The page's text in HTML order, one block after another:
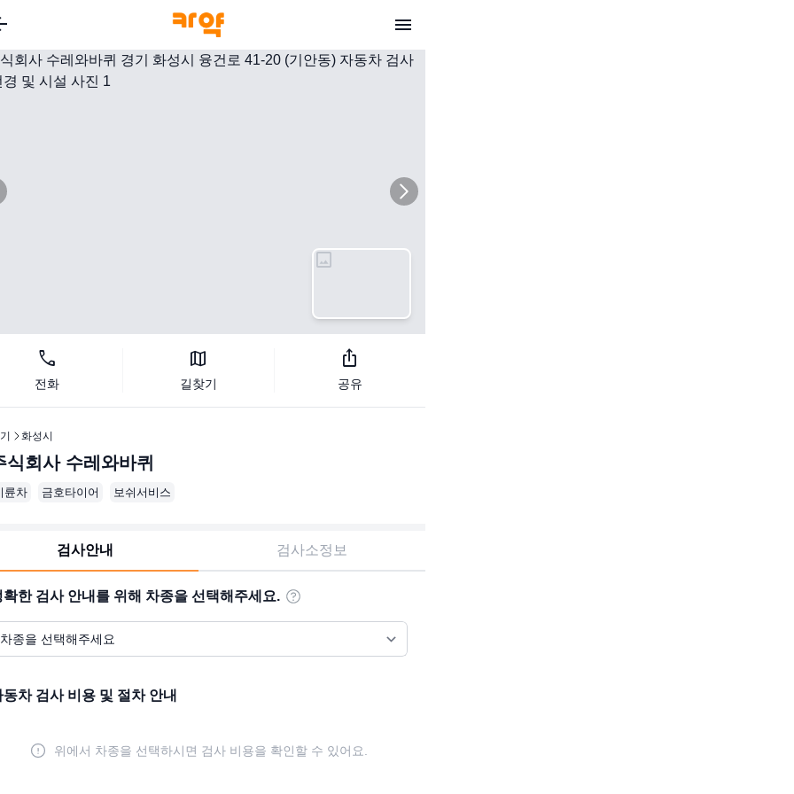
image
call
전화
map
길찾기
ios_share
공유
화성시
식회사 수레와바퀴
륜차 금호타이어 보쉬서비스
검사안내 검사소정보
확한 검사 안내를 위해 차종을 선택해주세요.
동차 검사 비용 및 절차 안내
위에서 차종을 선택하시면 검사 비용을 확인할 수 있어요.